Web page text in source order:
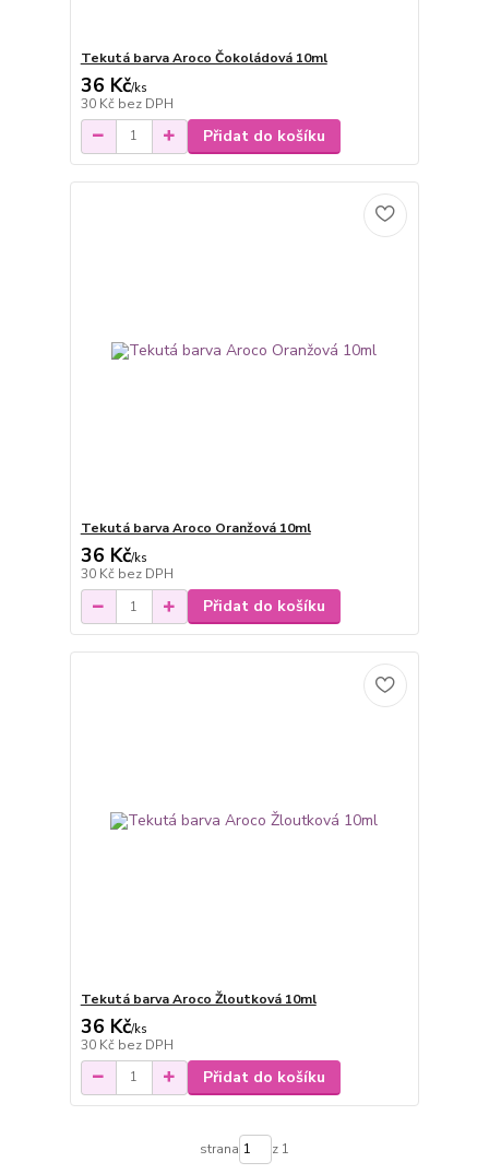
Tekutá barva Aroco Čokoládová 10ml
36 Kč/ks
30 Kč bez DPH
Přidat do košíku
Tekutá barva Aroco Oranžová 10ml
36 Kč/ks
30 Kč bez DPH
Přidat do košíku
Tekutá barva Aroco Žloutková 10ml
36 Kč/ks
30 Kč bez DPH
Přidat do košíku
strana z 1